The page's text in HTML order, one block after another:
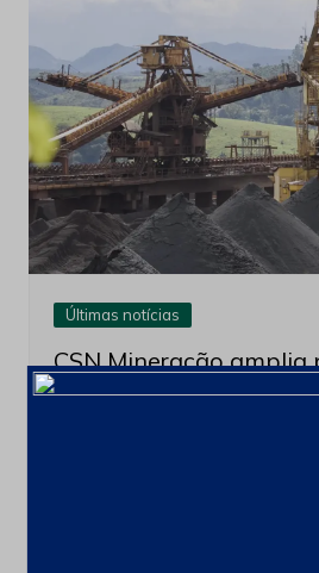
Últimas notícias
CSN Mineração amplia
recompra para até 100